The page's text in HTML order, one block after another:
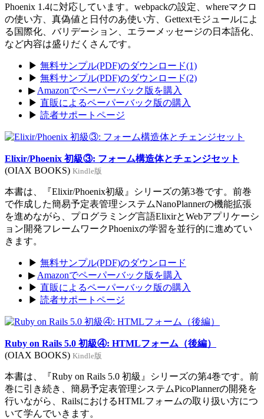
Phoenix 1.4に対応しています。webpackの設定、whereマクロ
の使い方、真偽値と日付のあ使い方、Gettextモジュールによ
る国際化、バリデーション、エラーメッセージの日本語化、
など内容は盛りだくさんです。
▶ 無料サンプル(PDF)のダウンロード(1)
▶ 無料サンプル(PDF)のダウンロード(2)
▶ Amazonでペーパーバック版を購入
▶ 直販によるペーパーバック版の購入
▶ 読者サポートページ
Elixir/Phoenix 初級③: フォーム構造体とチェンジセット
(OIAX BOOKS) Kindle版
本書は、『Elixir/Phoenix初級』シリーズの第3巻です。前巻
で作成した簡易予定表管理システムNanoPlannerの機能拡張
を進めながら、プログラミング言語ElixirとWebアプリケーシ
ョン開発フレームワークPhoenixの学習を並行的に進めてい
きます。
▶ 無料サンプル(PDF)のダウンロード
▶ Amazonでペーパーバック版を購入
▶ 直販によるペーパーバック版の購入
▶ 読者サポートページ
Ruby on Rails 5.0 初級④: HTMLフォーム（後編）
(OIAX BOOKS) Kindle版
本書は、『Ruby on Rails 5.0 初級』シリーズの第4巻です。前
巻に引き続き、簡易予定表管理システムPicoPlannerの開発を
行いながら、RailsにおけるHTMLフォームの取り扱い方につ
いて学んでいきます。